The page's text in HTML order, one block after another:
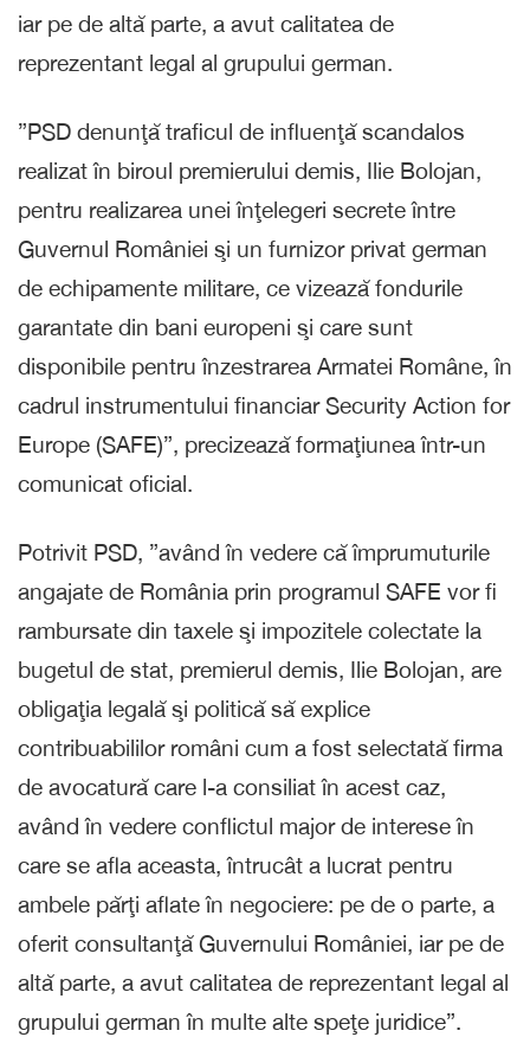
iar pe de altă parte, a avut calitatea de
reprezentant legal al grupului german.
”PSD denunţă traficul de influenţă scandalos
realizat în biroul premierului demis, Ilie Bolojan,
pentru realizarea unei înţelegeri secrete între
Guvernul României şi un furnizor privat german
de echipamente militare, ce vizează fondurile
garantate din bani europeni şi care sunt
disponibile pentru înzestrarea Armatei Române, în
cadrul instrumentului financiar Security Action for
Europe (SAFE)”, precizează formaţiunea într-un
comunicat oficial.
Potrivit PSD, ”având în vedere că împrumuturile
angajate de România prin programul SAFE vor fi
rambursate din taxele şi impozitele colectate la
bugetul de stat, premierul demis, Ilie Bolojan, are
obligaţia legală şi politică să explice
contribuabililor români cum a fost selectată firma
de avocatură care l-a consiliat în acest caz,
având în vedere conflictul major de interese în
care se afla aceasta, întrucât a lucrat pentru
ambele părţi aflate în negociere: pe de o parte, a
oferit consultanţă Guvernului României, iar pe de
altă parte, a avut calitatea de reprezentant legal al
grupului german în multe alte speţe juridice”.